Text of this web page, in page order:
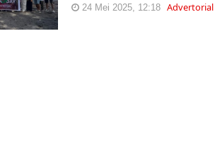
24 Mei 2025, 12:18 Advertorial